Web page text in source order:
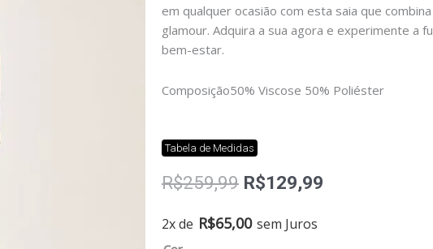
em qualquer ocasião com esta saia que
glamour. Adquira a sua agora e experimente a
bem-estar.
Composição50% Viscose 50% Poliéster
Tabela de Medidas
R$259,99 O
original
R$129,99
2x de R$65,00 sem Juros
Saia